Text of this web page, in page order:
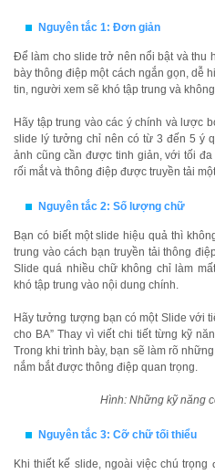
Nguyên tắc 1: Đơn giản
Để làm cho slide trở nên nổi bật và thu
bày thông điệp một cách ngắn gọn, dễ
tin, người xem sẽ khó tập trung và
Hãy tập trung vào các ý chính và lược
slide lý tưởng chỉ nên có từ 3 đến 5 ý
ảnh cũng cần được tinh giản, với tối
rối mắt và thông điệp được truyền tải
Nguyên tắc 2: Số lượng chữ
Bạn có biết một slide hiệu quả thì
trung vào cách bạn truyền tải thông
Slide quá nhiều chữ không chỉ làm
khó tập trung vào nội dung chính.
Hãy tưởng tượng bạn có một Slide với
cho BA” Thay vì viết chi tiết từng kỹ
Trong khi trình bày, bạn sẽ làm rõ
nắm bắt được thông điệp quan trọng.
Hình: Những kỹ năng
Nguyên tắc 3: Cỡ chữ tối thiểu
Khi thiết kế slide, ngoài việc chú